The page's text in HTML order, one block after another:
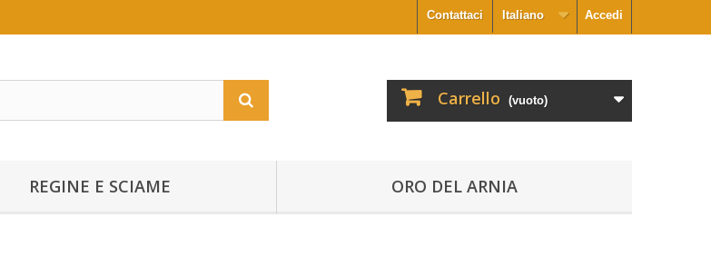
Accedi
Italiano
Contattaci
Carrello (vuoto)
REGINE E SCIAME ORO DEL ARNIA